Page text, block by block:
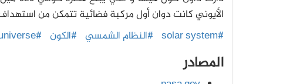
الأيوني كانت دوان أول مركبة فضائية تتمكن من
#solar system
#النظام الشمسي #الكون #universe
المصادر